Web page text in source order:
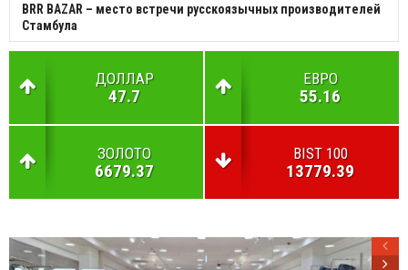
BRR BAZAR – место встречи русскоязычных производителей
Стамбула
ДОЛЛАР
47.7
ЕВРО
55.16
ЗОЛОТО
6679.37
BIST 100
13779.39